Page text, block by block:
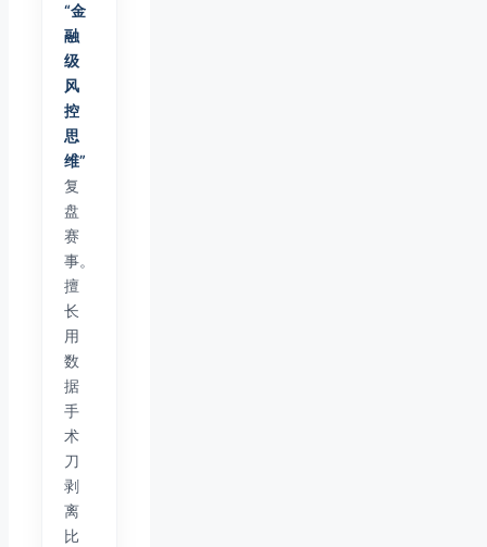
“金
融
级
风
控
思
维”
复
盘
赛
事。
擅
长
用
数
据
手
术
刀
剥
离
比